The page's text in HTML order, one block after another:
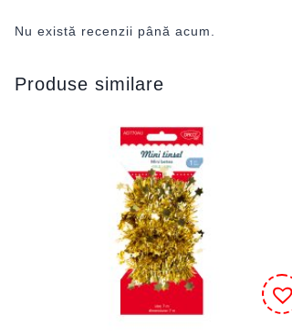
Nu există recenzii până acum.
Produse similare